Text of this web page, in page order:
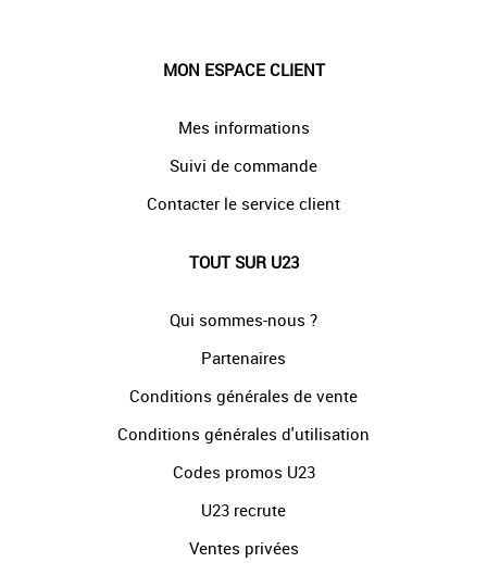
MON ESPACE CLIENT
Mes informations
Suivi de commande
Contacter le service client
TOUT SUR U23
Qui sommes-nous ?
Partenaires
Conditions générales de vente
Conditions générales d'utilisation
Codes promos U23
U23 recrute
Ventes privées